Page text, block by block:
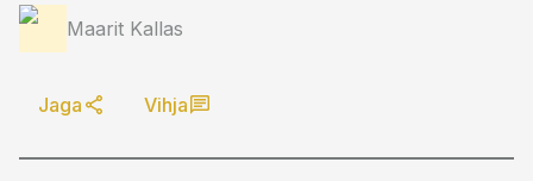
Maarit Kallas
Jaga Vihja